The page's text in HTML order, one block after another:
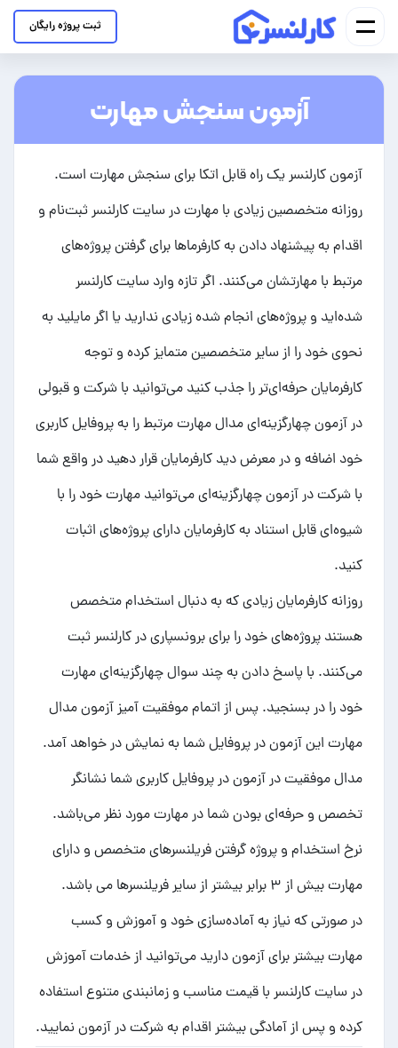
ثبت پروژه رایگان
آزمون سنجش مهارت
آزمون کارلنسر یک راه قابل اتکا برای سنجش مهارت است.
روزانه متخصصین زیادی با مهارت در سایت کارلنسر ثبت‌نام و
اقدام به پیشنهاد دادن به کارفرماها برای گرفتن پروژه‌های
مرتبط با مهارتشان می‌کنند. اگر تازه وارد سایت کارلنسر
شده‌اید و پروژه‌های انجام شده زیادی ندارید یا اگر مایلید به
نحوی خود را از سایر متخصصین متمایز کرده و توجه
کارفرمایان حرفه‌ای‌تر را جذب کنید می‌توانید با شرکت و قبولی
در آزمون چهارگزینه‌ای مدال مهارت مرتبط را به پروفایل کاربری
خود اضافه و در معرض دید کارفرمایان قرار دهید در واقع شما
با شرکت در آزمون چهارگزینه‌ای می‌توانید مهارت خود را با
شیوه‌ای قابل استناد به کارفرمایان دارایپروژه‌های اثبات
کنید.
روزانه کارفرمایان زیادی که به دنبال استخداممتخصص
هستند پروژه‌های خود را برای برونسپاری در کارلنسر ثبت
می‌کنند. با پاسخ دادن به چند سوال چهارگزینه‌ای مهارت
خود را در بسنجید. پس از اتمام موفقیت آمیز آزمون مدال
مهارت این آزمون در پروفایل شما به نمایش در خواهد آمد.
مدال موفقیت در آزمون در پروفایل کاربری شما نشانگر
تخصص و حرفه‌ای بودن شما در مهارت مورد نظر می‌باشد.
نرخ استخدام و پروژه گرفتن فریلنسرهای متخصص و دارای
مهارت بیش از ۳ برابر بیشتر از سایر فریلنسرها می باشد.
در صورتی که نیاز به آماده‌سازی خود و آموزش و کسب
مهارت بیشتر برای آزمون دارید می‌توانید از خدماتآموزش
در سایت کارلنسر با قیمت مناسب و زمانبندی متنوع استفاده
کرده و پس از آمادگی بیشتر اقدام به شرکت در آزمون نمایید.